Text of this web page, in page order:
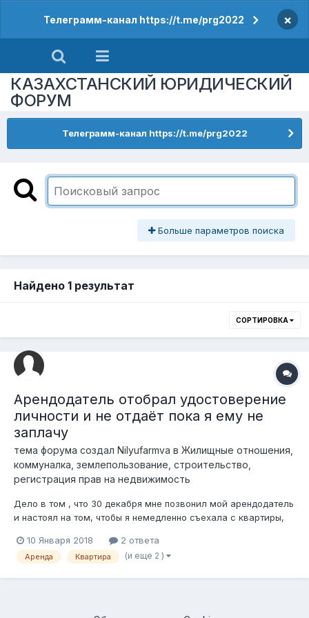
Телеграмм-канал https://t.me/prg2022 ×
КАЗАХСТАНСКИЙ ЮРИДИЧЕСКИЙ
ФОРУМ
Телеграмм-канал https://t.me/prg2022
Больше параметров поиска
Найдено 1 результат
СОРТИРОВКА
Арендодатель отобрал удостоверение
личности и не отдаёт пока я ему не
заплачу
тема форума создал Nilyufarmva в Жилищные отношения,
коммуналка, землепользование, строительство,
регистрация прав на недвижимость
Дело в том , что 30 декабря мне позвонил мой арендодатель
и настоял на том, чтобы я немедленно съехала с квартиры,
предупреждений и уведомлений заранее. Я вошла в его
положение, и из-за праздников, нашла квартиру только к 9
10 Января 2018 2 ответа
Аренда Квартира (и еще 2 )